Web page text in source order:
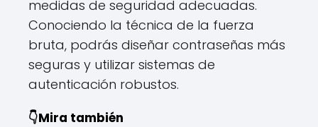
medidas de seguridad adecuadas.
Conociendo la técnica de la fuerza
bruta, podrás diseñar contraseñas más
seguras y utilizar sistemas de
autenticación robustos.
👇Mira también